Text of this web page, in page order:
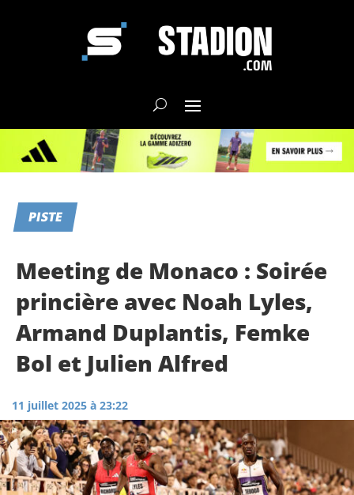
PISTE
Meeting de Monaco : Soirée
princière avec Noah Lyles,
Armand Duplantis, Femke
Bol et Julien Alfred
11 juillet 2025 à 23:22